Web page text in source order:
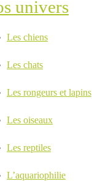
univers
Les chiens
Les chats
Les rongeurs et lapins
Les oiseaux
Les reptiles
L’aquariophilie